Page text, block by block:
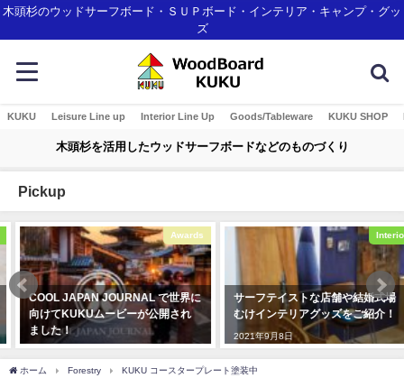
木頭杉のウッドサーフボード・ＳＵＰボード・インテリア・キャンプ・グッ
ズ
KUKU Leisure Line up Interior Line Up Goods/Tableware KUKU SHOP
木頭杉を活用したウッドサーフボードなどのものづくり
Pickup
Awards
COOL JAPAN JOURNAL で世界に
向けてKUKUムービーが公開され
ました！
Interior
サーフテイストな店舗や結婚式場
むけインテリアグッズをご紹介！
2021年9月8日
ホーム Forestry KUKU コースタープレート塗装中